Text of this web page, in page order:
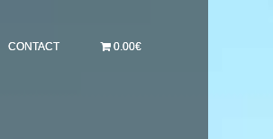
CONTACT 0.00€